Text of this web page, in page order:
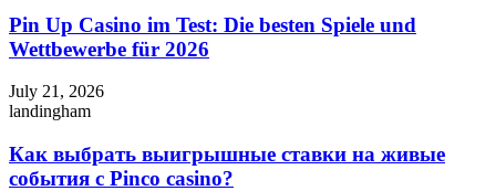
Pin Up Casino im Test: Die besten Spiele und
Wettbewerbe für 2026
July 21, 2026
landingham
Как выбрать выигрышные ставки на живые
события с Pinco casino?